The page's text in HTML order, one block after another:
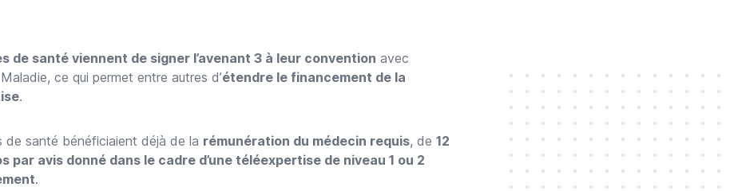
de santé viennent de signer l’avenant 3 à leur convention avec
Maladie, ce qui permet entre autres d’étendre le financement de la
.
de santé bénéficiaient déjà de la rémunération du médecin requis, de 12
par avis donné dans le cadre d’une téléexpertise de niveau 1 ou 2
.